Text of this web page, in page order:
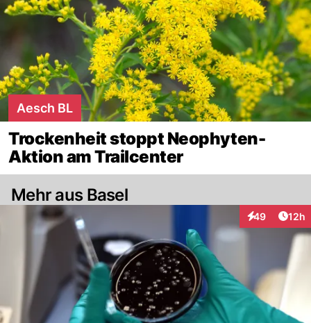
Aesch BL
Trockenheit stoppt Neophyten-
Aktion am Trailcenter
Mehr aus Basel
49
Interaktionen
12h